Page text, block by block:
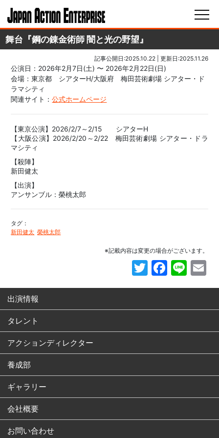
舞台『鋼の錬金術師 闇と光の野望』
記事公開日:2025.10.22| 更新日:2025.11.26
公演日：2026年2月7日(土) 〜 2026年2月22日(日)
会場：東京都 シアターH/大阪府 梅田芸術劇場 シアター・ド
ラマシティ
関連サイト：公式ホームページ
【東京公演】2026/2/7～2/15 シアターH
【大阪公演】2026/2/20～2/22 梅田芸術劇場 シアター・ドラ
マシティ
【殺陣】
新田健太
【出演】
アンサンブル：榮桃太郎
タグ：
新田健太 榮桃太郎
※記載内容は変更の場合がございます。
Twitter
Line
出演情報
タレント
アクションディレクター
養成部
ギャラリー
会社概要
お問い合わせ